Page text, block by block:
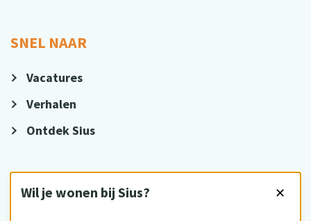
Wil je wonen bij Sius? ✕
SNEL NAAR
Vacatures
Verhalen
Ontdek Sius